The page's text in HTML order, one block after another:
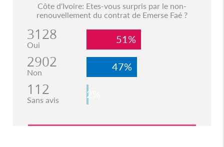
Côte d'Ivoire: Etes-vous surpris par le non-
renouvellement du contrat de Emerse Faé ?
3128
Oui 51%
2902
Non 47%
112
Sans avis 2%